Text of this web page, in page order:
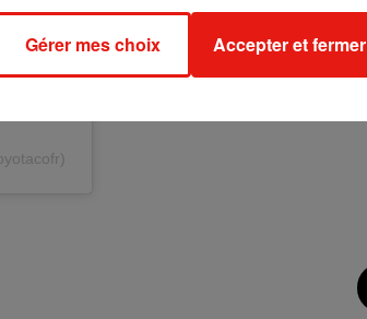
Gérer mes choix Accepter et fermer